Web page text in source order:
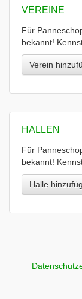
VEREINE
Für
bekannt!
Verein
HALLEN
Für
bekannt!
Halle